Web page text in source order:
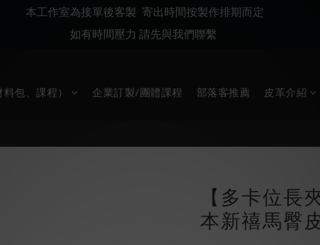
包、課程） 企業訂製/團體課程 部落客推薦 皮革介紹
【多卡位長
本新禧馬臀
本工作室為接單後客製 寄出時間按製作排期而定
如有時間壓力 請先與我們聯繫